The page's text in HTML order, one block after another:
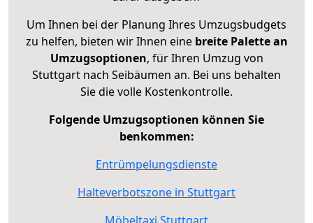
Um Ihnen bei der Planung Ihres Umzugsbudgets
zu helfen, bieten wir Ihnen eine breite Palette an
Umzugsoptionen, für Ihren Umzug von
Stuttgart nach Seibäumen an. Bei uns behalten
Sie die volle Kostenkontrolle.
Folgende Umzugsoptionen können Sie
benkommen:
Entrümpelungsdienste
Halteverbotszone in Stuttgart